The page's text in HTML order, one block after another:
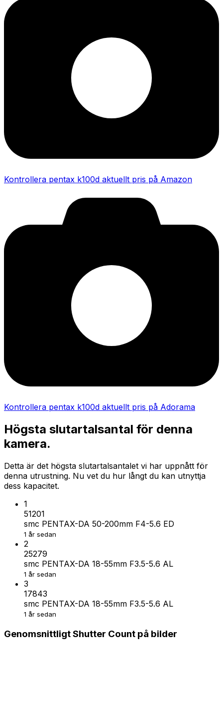
Kontrollera pentax k100d aktuellt pris på Amazon
Kontrollera pentax k100d aktuellt pris på Adorama
Högsta slutartalsantal för denna
kamera.
Detta är det högsta slutartalsantalet vi har uppnått för
denna utrustning. Nu vet du hur långt du kan utnyttja
dess kapacitet.
1
51201
smc PENTAX-DA 50-200mm F4-5.6 ED
1 år sedan
2
25279
smc PENTAX-DA 18-55mm F3.5-5.6 AL
1 år sedan
3
17843
smc PENTAX-DA 18-55mm F3.5-5.6 AL
1 år sedan
Genomsnittligt Shutter Count på bilder